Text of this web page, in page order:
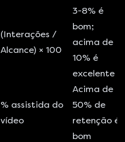
(Interações /
Alcance) × 100
3-8% é
bom;
acima de
10% é
excelente
% assistida do
vídeo
Acima de
50% de
retenção é
bom